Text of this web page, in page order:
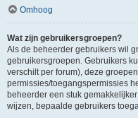
Omhoog
Wat zijn gebruikersgroepen?
Als de beheerder gebruikers wil
gebruikersgroepen. Gebruikers
verschilt per forum), deze
permissies/toegangspermissies
beheerder een stuk
wijzen, bepaalde gebruikers